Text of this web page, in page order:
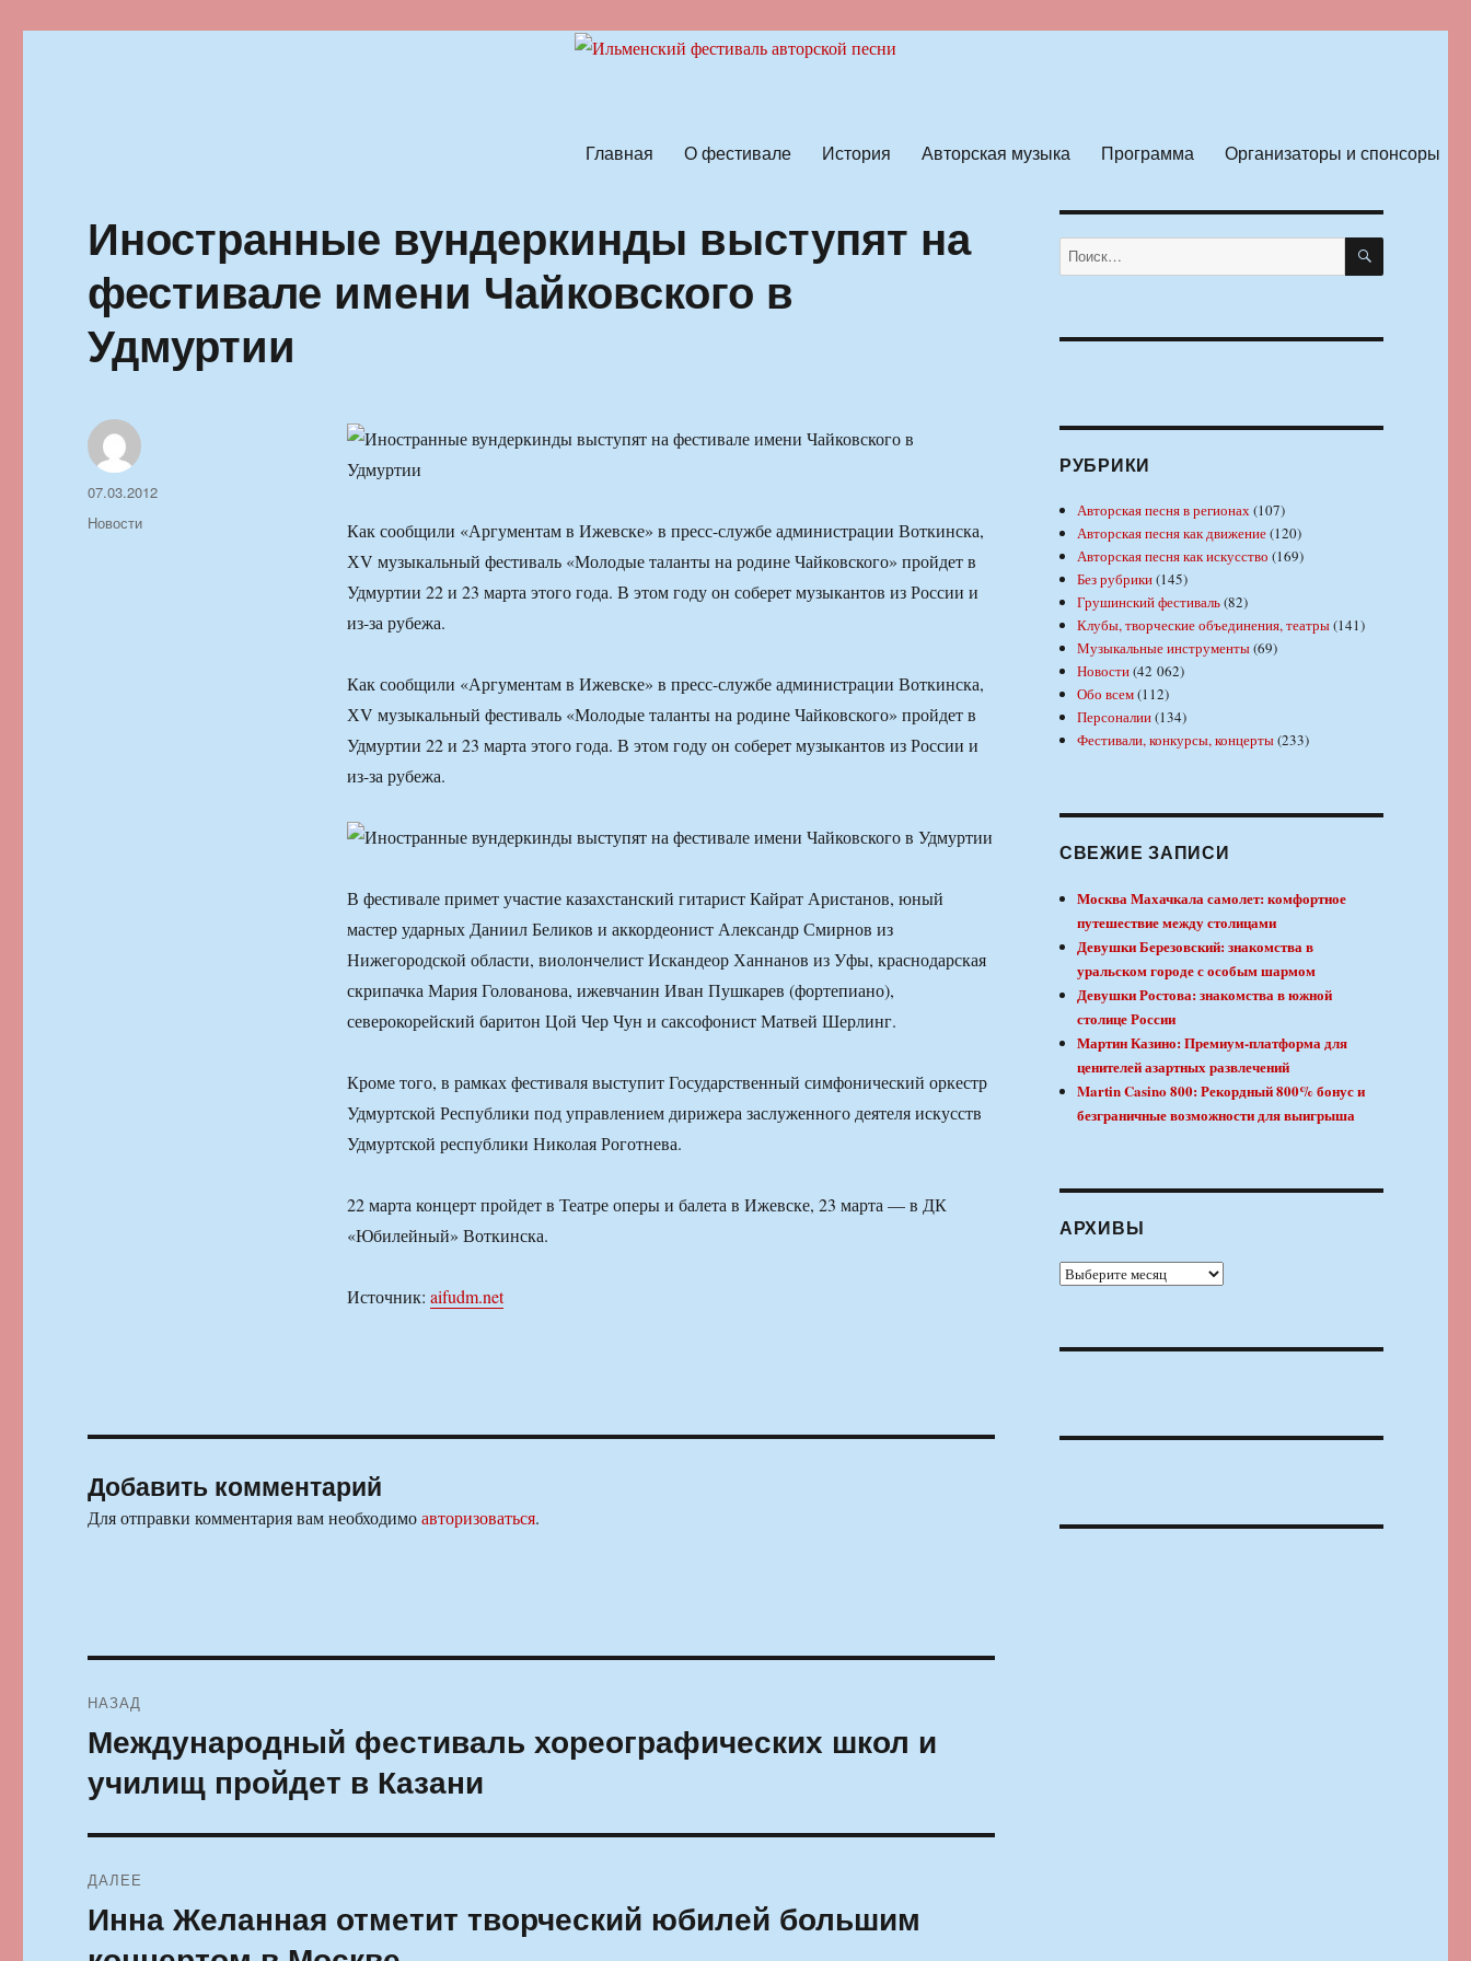
Главная О фестивале История Авторская музыка Программа Организаторы и спонсоры
Иностранные вундеркинды выступят на
фестивале имени Чайковского в
Удмуртии
Как сообщили «Аргументам в Ижевске» в пресс-службе администрации Воткинска,
ХV музыкальный фестиваль «Молодые таланты на родине Чайковского» пройдет в
Удмуртии 22 и 23 марта этого года. В этом году он соберет музыкантов из России и
из-за рубежа.
Как сообщили «Аргументам в Ижевске» в пресс-службе администрации Воткинска,
ХV музыкальный фестиваль «Молодые таланты на родине Чайковского» пройдет в
Удмуртии 22 и 23 марта этого года. В этом году он соберет музыкантов из России и
из-за рубежа.
В фестивале примет участие казахстанский гитарист Кайрат Аристанов, юный
мастер ударных Даниил Беликов и аккордеонист Александр Смирнов из
Нижегородской области, виолончелист Искандеор Ханнанов из Уфы, краснодарская
скрипачка Мария Голованова, ижевчанин Иван Пушкарев (фортепиано),
северокорейский баритон Цой Чер Чун и саксофонист Матвей Шерлинг.
Кроме того, в рамках фестиваля выступит Государственный симфонический оркестр
Удмуртской Республики под управлением дирижера заслуженного деятеля искусств
Удмуртской республики Николая Роготнева.
22 марта концерт пройдет в Театре оперы и балета в Ижевске, 23 марта — в ДК
«Юбилейный» Воткинска.
Источник: aifudm.net
Автор
Опубликовано
07.03.2012
Рубрики
Новости
Добавить комментарий
Для отправки комментария вам необходимоавторизоваться.
по
записям
НАЗАД
Предыдущая
Международный фестиваль хореографических школ и
училищ пройдет в Казани
ДАЛЕЕ
Следующая
Инна Желанная отметит творческий юбилей большим
Искать: ПОИСК
РУБРИКИ
Авторская песня в регионах(107)
Авторская песня как движение(120)
Авторская песня как искусство (169)
Без рубрики(145)
Грушинский фестиваль(82)
Клубы, творческие объединения, театры(141)
Музыкальные инструменты(69)
Новости(42 062)
Обо всем(112)
Персоналии(134)
Фестивали, конкурсы, концерты(233)
СВЕЖИЕ ЗАПИСИ
Москва Махачкала самолет: комфортное
путешествие между столицами
Девушки Березовский: знакомства в
уральском городе с особым шармом
Девушки Ростова: знакомства в южной
столице России
Мартин Казино: Премиум-платформа для
ценителей азартных развлечений
Martin Casino 800: Рекордный 800% бонус и
безграничные возможности для выигрыша
АРХИВЫ
Архивы